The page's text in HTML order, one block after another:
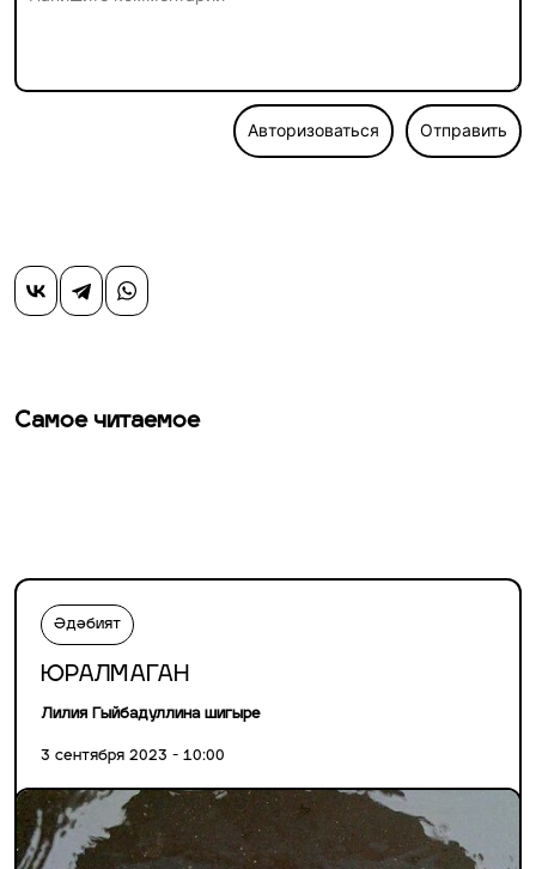
Авторизоваться Отправить
Самое читаемое
Әдәбият
ЮРАЛМАГАН
Лилия Гыйбадуллина шигыре
3 сентября 2023 - 10:00